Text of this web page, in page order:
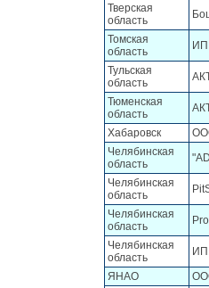
Тверская
область
Томская
область
ИП
Тульская
область
Тюменская
область
Хабаровск
Челябинская
область
Челябинская
область
Челябинская
область
Челябинская
область
ЯНАО